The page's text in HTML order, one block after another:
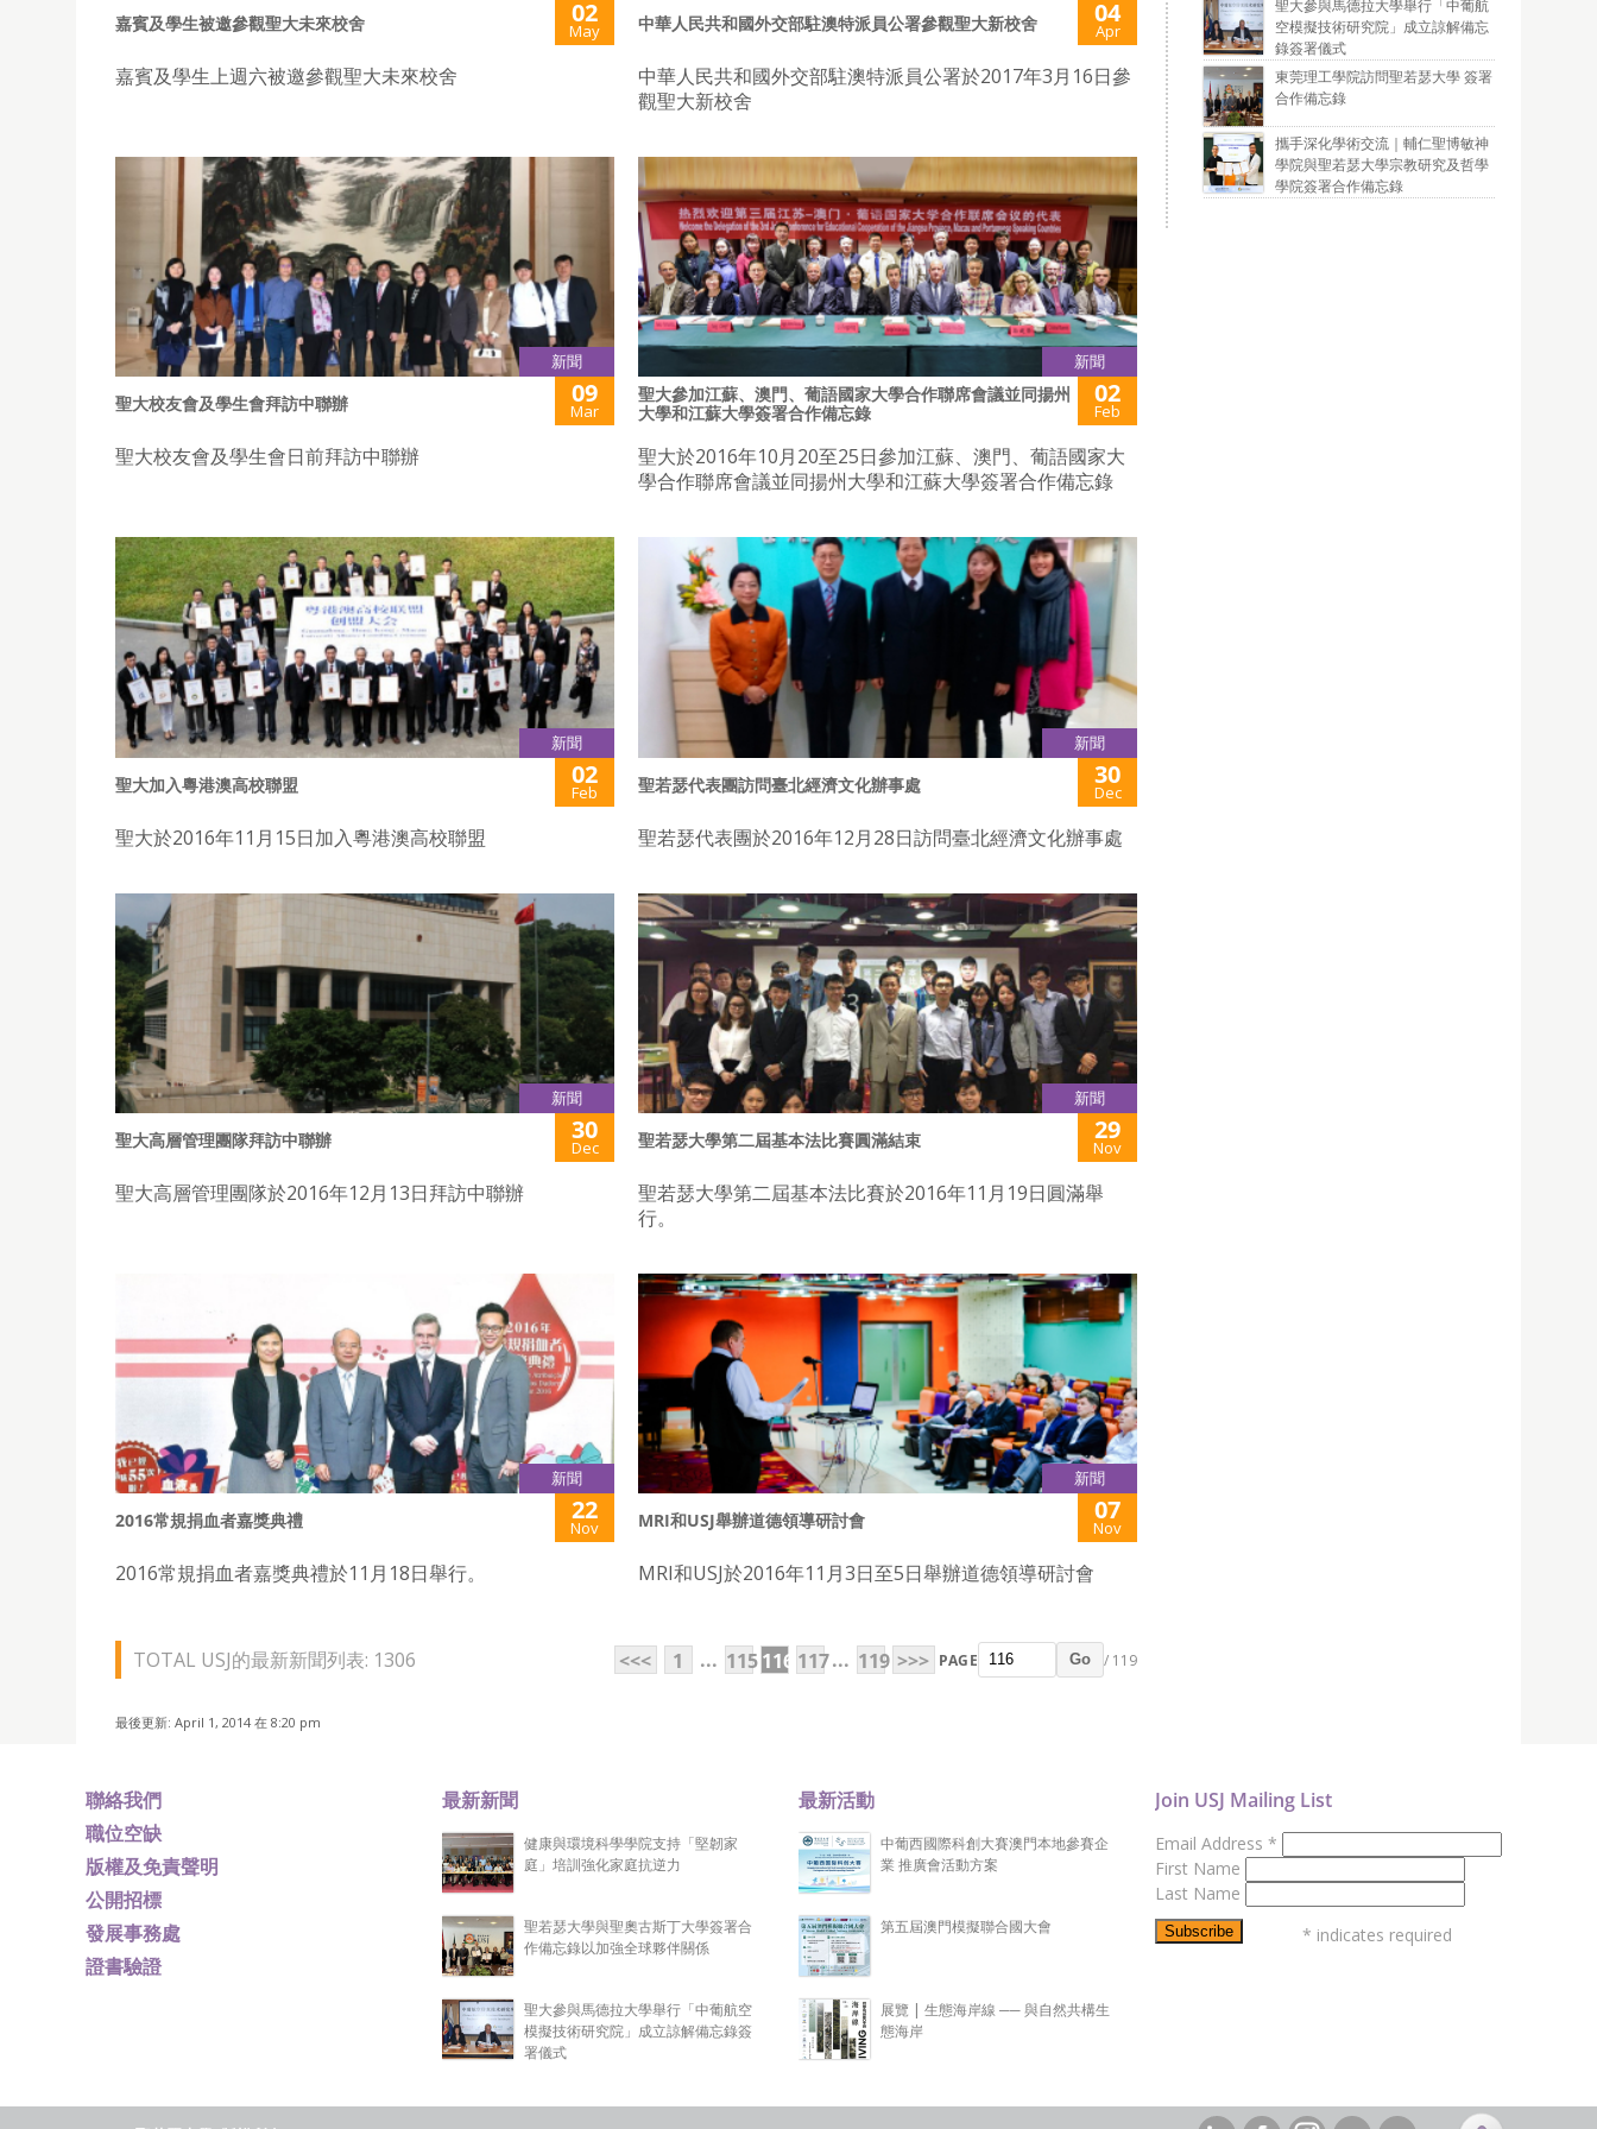
嘉賓及學生被邀參觀聖大未來校舍 02
May
嘉賓及學生上週六被邀參觀聖大未來校舍
中華人民共和國外交部駐澳特派員公署參觀聖大新校舍 04
Apr
中華人民共和國外交部駐澳特派員公署於2017年3月16日參
觀聖大新校舍
新聞
聖大校友會及學生會拜訪中聯辦 09
Mar
聖大校友會及學生會日前拜訪中聯辦
新聞
聖大參加江蘇、澳門、葡語國家大學合作聯席會議並同揚州
大學和江蘇大學簽署合作備忘錄
02
Feb
聖大於2016年10月20至25日參加江蘇、澳門、葡語國家大
學合作聯席會議並同揚州大學和江蘇大學簽署合作備忘錄
新聞
聖大加入粵港澳高校聯盟 02
Feb
聖大於2016年11月15日加入粵港澳高校聯盟
新聞
聖若瑟代表團訪問臺北經濟文化辦事處 30
Dec
聖若瑟代表團於2016年12月28日訪問臺北經濟文化辦事處
新聞
聖大高層管理團隊拜訪中聯辦 30
Dec
聖大高層管理團隊於2016年12月13日拜訪中聯辦
新聞
聖若瑟大學第二屆基本法比賽圓滿結束 29
Nov
聖若瑟大學第二屆基本法比賽於2016年11月19日圓滿舉
行。
新聞
2016常規捐血者嘉獎典禮 22
Nov
2016常規捐血者嘉獎典禮於11月18日舉行。
新聞
MRI和USJ舉辦道德領導研討會 07
Nov
MRI和USJ於2016年11月3日至5日舉辦道德領導研討會
TOTAL USJ的最新新聞列表: 1306 <<< 1 ... 115116 117... 119 >>> PAGE Go / 119
最後更新: April 1, 2014 在 8:20 pm
聖大參與馬德拉大學舉行「中葡航
空模擬技術研究院」成立諒解備忘
錄簽署儀式
東莞理工學院訪問聖若瑟大學 簽署
合作備忘錄
攜手深化學術交流｜輔仁聖博敏神
學院與聖若瑟大學宗教研究及哲學
學院簽署合作備忘錄
聯絡我們
職位空缺
版權及免責聲明
公開招標
發展事務處
證書驗證
最新新聞
健康與環境科學學院支持「堅韌家
庭」培訓強化家庭抗逆力
聖若瑟大學與聖奧古斯丁大學簽署合
作備忘錄以加強全球夥伴關係
聖大參與馬德拉大學舉行「中葡航空
模擬技術研究院」成立諒解備忘錄簽
署儀式
最新活動
中葡西國際科創大賽澳門本地參賽企
業 推廣會活動方案
第五屆澳門模擬聯合國大會
展覽 | 生態海岸線 ── 與自然共構生
態海岸
Join USJ Mailing List
Email Address *
First Name
Last Name
* indicates required